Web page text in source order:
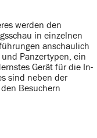
werden den
in einzelnen
anschaulich
Panzertypen, ein
Gerät für die In-
sind neben der
Besuchern